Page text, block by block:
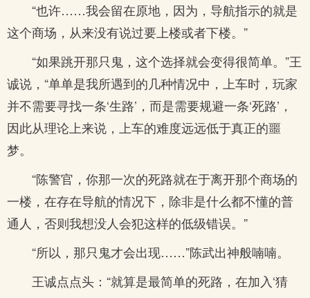
“也许……我会留在原地，因为，导航指示的就是
这个商场，从来没有说过要上楼或者下楼。”
“如果跳开那只鬼，这个选择就会变得很简单。”王
诚说，“单单是我所遇到的几种情况中，上车时，玩家
并不需要寻找一条‘生路’，而是需要规避一条‘死路’，
因此从理论上来说，上车的难度远远低于真正的噩
梦。
“陈警官，你那一次的死路就在于离开那个商场的
一楼，在存在导航的情况下，除非是什么都不懂的普
通人，否则我想没人会犯这样的低级错误。”
“所以，那只鬼才会出现……”陈武出神般喃喃。
王诚点点头：“就算是最简单的死路，在加入‘猜